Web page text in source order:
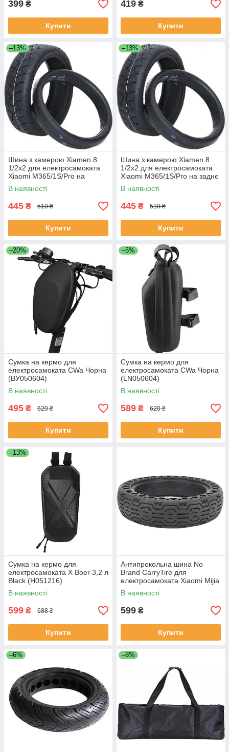
399 ₴
Купити
419 ₴
Купити
–13%
Шина з камерою Xiamen 8
1/2х2 для електросамоката
Xiaomi M365/1S/Pro на
переднє колесо (050607)
В наявності
445 ₴ 510 ₴
Купити
–13%
Шина з камерою Xiamen 8
1/2х2 для електросамоката
Xiaomi M365/1S/Pro на заднє
колесо (050608)
В наявності
445 ₴ 510 ₴
Купити
–20%
Сумка на кермо для
електросамоката CWa Чорна
(ВУ050604)
В наявності
495 ₴ 620 ₴
Купити
–5%
Сумка на кермо для
електросамоката CWa Чорна
(LN050604)
В наявності
589 ₴ 620 ₴
Купити
–13%
Сумка на кермо для
електросамоката Х Boer 3,2 л
Black (H051216)
В наявності
599 ₴ 688 ₴
Купити
Антипрокольна шина No
Brand CarryTire для
електросамоката Xiaomi Mijia
M365 / Pro з амортизатором
8.5 дюйма (CT252)
В наявності
599 ₴
Купити
–6% –8%